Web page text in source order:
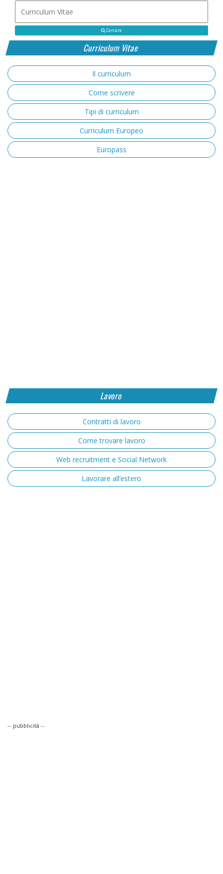
Cercare
Curriculum Vitae
Il curriculum
Come scrivere
Tipi di curriculum
Curriculum Europeo
Europass
Lavoro
Contratti di lavoro
Come trovare lavoro
Web recruitment e Social Network
Lavorare all’estero
-- pubblicità --